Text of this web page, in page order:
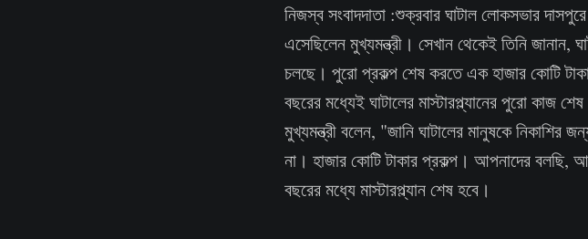
নিজস্ব সংবাদদাতা :শুক্রবার ঘাটাল লোকসভার
এসেছিলেন মুখ্যমন্ত্রী। সেখান থেকেই তিনি জানান,
চলছে। পুরো প্রকল্প শেষ করতে এক হাজার কোটি
বছরের মধ্যেই ঘাটালের মাস্টারপ্ল্যানের পুরো কাজ
মুখ্যমন্ত্রী বলেন, "জানি ঘাটালের মানুষকে
না। হাজার কোটি টাকার প্রকল্প। আপনাদের বলছি,
বছরের মধ্যে মাস্টারপ্ল্যান শেষ হবে।